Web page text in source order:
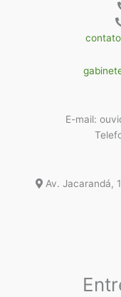
E-mail:
Av. Jacarandá,